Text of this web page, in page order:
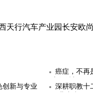
天行汽车产业园长安欧
癌症，不
创新与专业
深耕职教十